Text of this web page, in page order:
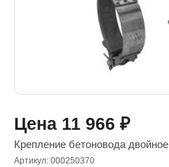
Цена 11 966 ₽
Крепление бетоновода двойное
Артикул: 000250370